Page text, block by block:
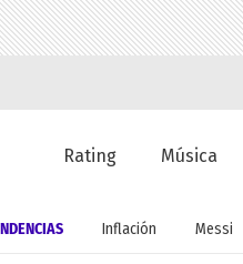
Rating Música
Inflación Messi